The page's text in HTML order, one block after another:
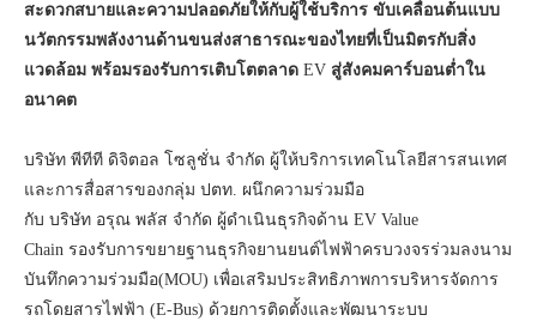
สะดวกสบายและความปลอดภัยให้กับผู้ใช้บริการ ขับเคลื่อนต้นแบบ
นวัตกรรมพลังงานด้านขนส่งสาธารณะของไทยที่เป็นมิตรกับสิ่ง
แวดล้อม พร้อมรองรับการเติบโตตลาด EV สู่สังคมคาร์บอนต่ำใน
อนาคต
บริษัท พีทีที ดิจิตอล โซลูชั่น จำกัด ผู้ให้บริการเทคโนโลยีสารสนเทศ
และการสื่อสารของกลุ่ม ปตท. ผนึกความร่วมมือ
กับ บริษัท อรุณ พลัส จำกัด ผู้ดำเนินธุรกิจด้าน EV Value
Chain รองรับการขยายฐานธุรกิจยานยนต์ไฟฟ้าครบวงจรร่วมลงนาม
บันทึกความร่วมมือ(MOU) เพื่อเสริมประสิทธิภาพการบริหารจัดการ
รถโดยสารไฟฟ้า (E-Bus) ด้วยการติดตั้งและพัฒนาระบบ